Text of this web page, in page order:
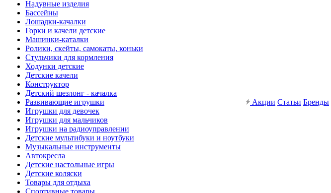
Надувные изделия
Бассейны
Лошадки-качалки
Горки и качели детские
Машинки-каталки
Ролики, скейты, самокаты, коньки
Стульчики для кормления
Ходунки детские
Детские качели
Конструктор
Детский шезлонг - качалка
Развивающие игрушки
Игрушки для девочек
Игрушки для мальчиков
Игрушки на радиоуправлении
Детские мультибуки и ноутбуки
Музыкальные инструменты
Автокресла
Детские настольные игры
Детские коляски
Товары для отдыха
Спортивные товары
Акции Статьи Бренды